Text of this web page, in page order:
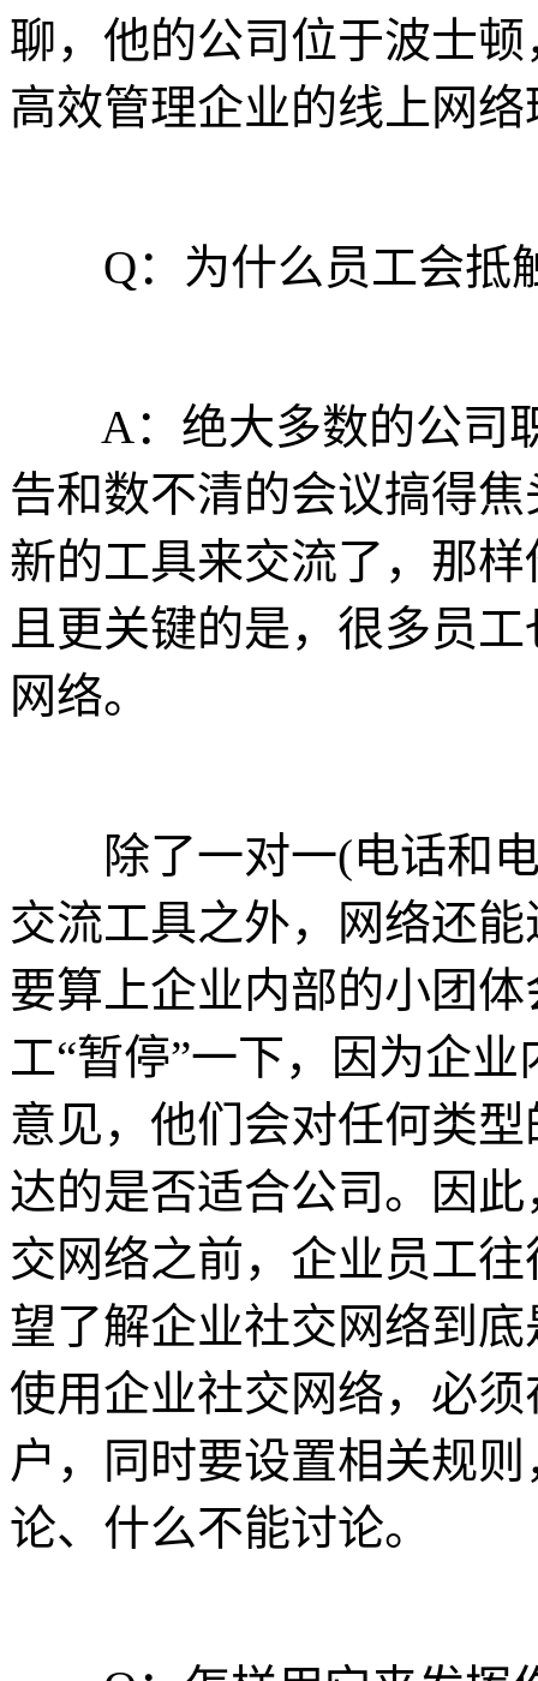
聊，他的公司位于波士
高效管理企业的线上网络
Q：为什么员工会抵
A：绝大多数的公司
告和数不清的会议搞得
新的工具来交流了，那
且更关键的是，很多员
网络。
除了一对一(电话和电
交流工具之外，网络还
要算上企业内部的小团
工“暂停”一下，因为企
意见，他们会对任何类
达的是否适合公司。因
交网络之前，企业员工
望了解企业社交网络到
使用企业社交网络，必
户，同时要设置相关规
论、什么不能讨论。